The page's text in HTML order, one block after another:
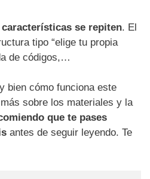
se repiten. El
tipo “elige tu propia
de códigos,…
bien cómo funciona este
sobre los materiales y la
que te pases
antes de seguir leyendo. Te